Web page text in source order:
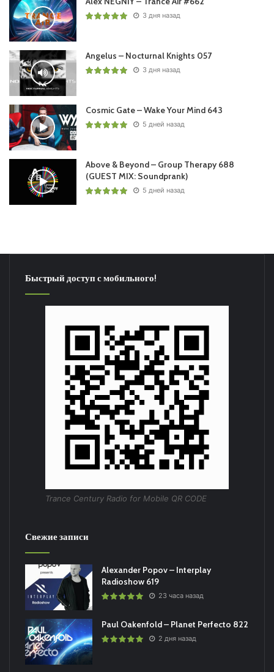
3 дня назад
Angelus – Nocturnal Knights 057
3 дня назад
Cosmic Gate – Wake Your Mind 643
5 дней назад
Above & Beyond – Group Therapy 688
(GUEST MIX: Soundprank)
5 дней назад
Быстрый доступ с мобильного!
Trance Century Radio for Mobile QR CODE
Свежие записи
Alexander Popov – Interplay
Radioshow 619
23 часа назад
Paul Oakenfold – Planet Perfecto 822
2 дня назад